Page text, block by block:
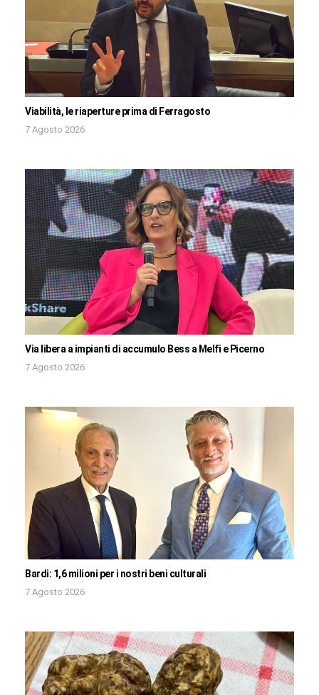
Viabilità, le riaperture prima di Ferragosto
7 Agosto 2026
Via libera a impianti di accumulo Bess a Melfi e Picerno
7 Agosto 2026
Bardi: 1,6 milioni per i nostri beni culturali
7 Agosto 2026